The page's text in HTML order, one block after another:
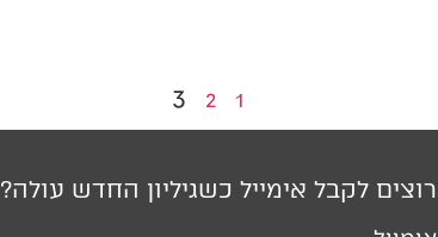
1
2
3
רוצים לקבל אימייל כשגיליון החדש עולה?